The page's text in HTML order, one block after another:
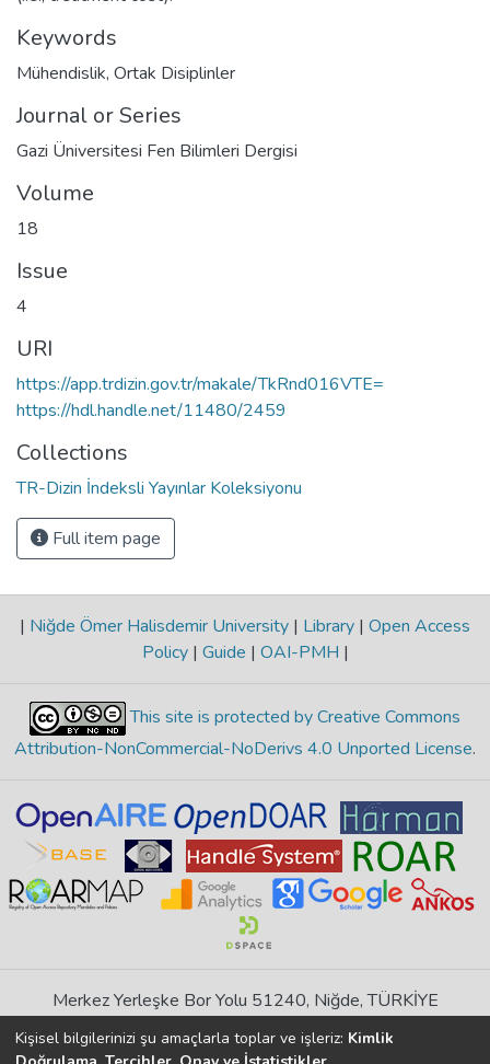
Keywords
Mühendislik, Ortak Disiplinler
Journal or Series
Gazi Üniversitesi Fen Bilimleri Dergisi
Volume
18
Issue
4
URI
https://app.trdizin.gov.tr/makale/TkRnd016VTE=
https://hdl.handle.net/11480/2459
Collections
TR-Dizin İndeksli Yayınlar Koleksiyonu
Full item page
| Niğde Ömer Halisdemir University | Library | Open Access
Policy | Guide | OAI-PMH |
This site is protected by Creative Commons
Attribution-NonCommercial-NoDerivs 4.0 Unported License.
Merkez Yerleşke Bor Yolu 51240, Niğde, TÜRKİYE
If you find any errors in content please report us
Kişisel bilgilerinizi şu amaçlarla toplar ve işleriz: Kimlik